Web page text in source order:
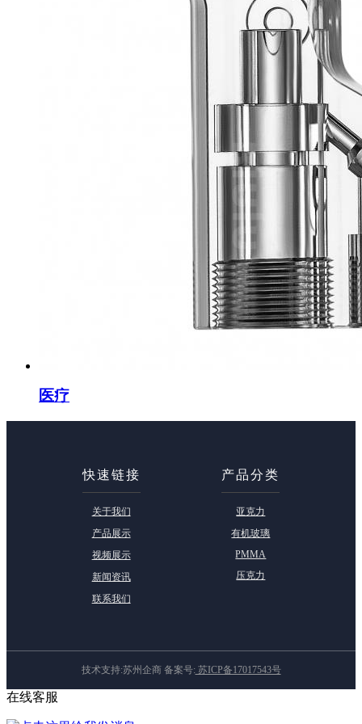
医疗
快速链接
关于我们
产品展示
视频展示
新闻资讯
联系我们
产品分类
亚克力
有机玻璃
PMMA
压克力
技术支持:苏州企商 备案号: 苏ICP备17017543号
在线客服